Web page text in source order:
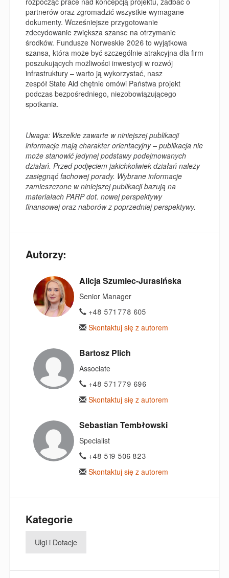
partnerów oraz zgromadzić wszystkie wymagane
dokumenty. Wcześniejsze przygotowanie
zdecydowanie zwiększa szanse na otrzymanie
środków. Fundusze Norweskie 2026 to wyjątkowa
szansa, która może być szczególnie atrakcyjna dla firm
poszukujących możliwości inwestycji w rozwój
infrastruktury – warto ją wykorzystać, nasz
zespół State Aid chętnie omówi Państwa projekt
podczas bezpośredniego, niezobowiązującego
spotkania.
Uwaga: Wszelkie zawarte w niniejszej publikacji
informacje mają charakter orientacyjny – publikacja nie
może stanowić jedynej podstawy podejmowanych
działań. Przed podjęciem jakichkolwiek działań należy
zasięgnąć fachowej porady. Wybrane informacje
zamieszczone w niniejszej publikacji bazują na
materiałach PARP dot. nowej perspektywy
finansowej oraz naborów z poprzedniej perspektywy.
Autorzy:
Alicja Szumiec-Jurasińska
Senior Manager
+48 571 778 605
Skontaktuj się z autorem
Bartosz Plich
Associate
+48 571 779 696
Skontaktuj się z autorem
Sebastian Tembłowski
Specialist
+48 519 506 823
Skontaktuj się z autorem
Kategorie
Ulgi i Dotacje